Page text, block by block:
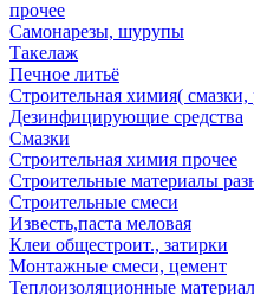
прочее
Самонарезы, шурупы
Такелаж
Печное литьё
Строительная химия(
Дезинфицирующие средства
Смазки
Строительная химия прочее
Строительные материалы
Строительные смеси
Известь,паста меловая
Клеи общестроит., затирки
Монтажные смеси, цемент
Теплоизоляционные